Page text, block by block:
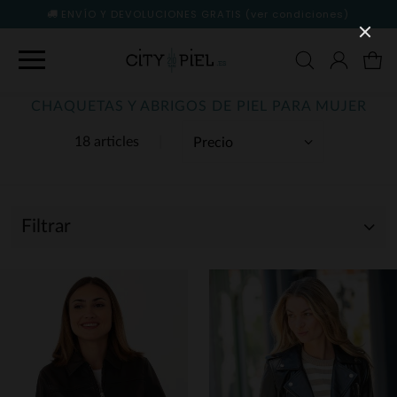
ENVÍO Y DEVOLUCIONES GRATIS (ver condiciones)
18 articles
CHAQUETAS Y ABRIGOS DE PIEL PARA MUJER
Filtrar